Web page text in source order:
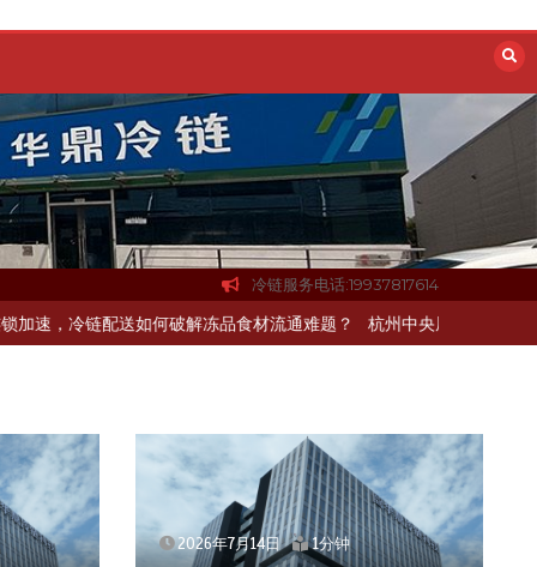
冷链服务电话:19937817614
配送如何破解冻品食材流通难题？ 杭州中央厨房布局餐饮连锁，冷
2026年7月14日 1分钟